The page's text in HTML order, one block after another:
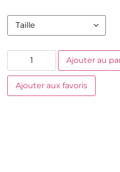
Ajouter au
Ajouter aux favoris